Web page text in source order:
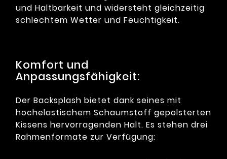
und Haltbarkeit und widersteht gleichzeitig
schlechtem Wetter und Feuchtigkeit.
Komfort und
Anpassungsfähigkeit:
Der Backsplash bietet dank seines mit
hochelastischem Schaumstoff gepolsterten
Kissens hervorragenden Halt. Es stehen drei
Rahmenformate zur Verfügung: